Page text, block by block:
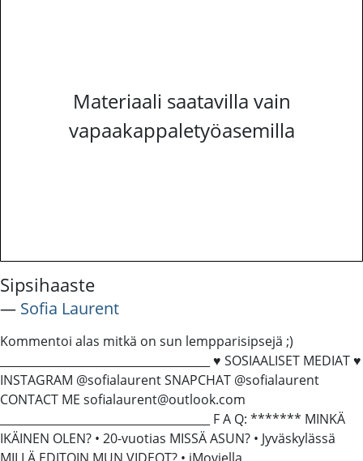
Materiaali saatavilla vain
vapaakappaletyöasemilla
Sipsihaaste
― Sofia Laurent
Kommentoi alas mitkä on sun lempparisipsejä ;)
_____________________________________ ♥︎ SOSIAALISET MEDIAT ♥︎
INSTAGRAM @sofialaurent SNAPCHAT @sofialaurent
CONTACT ME sofialaurent@outlook.com
_____________________________________ F A Q: ******* MINKÄ
IKÄINEN OLEN? • 20-vuotias MISSÄ ASUN? • Jyväskylässä